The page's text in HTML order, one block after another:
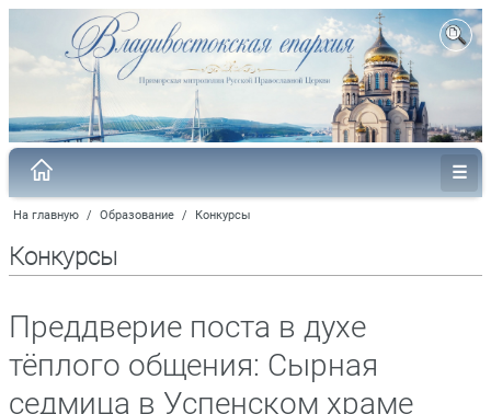
На главную / Образование / Конкурсы
Конкурсы
Преддверие поста в духе
тёплого общения: Сырная
седмица в Успенском храме